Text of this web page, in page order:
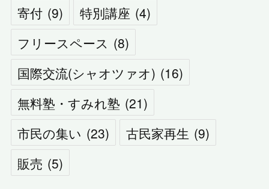
寄付 (9) 特別講座 (4)
フリースペース (8)
国際交流(シャオツァオ) (16)
無料塾・すみれ塾 (21)
市民の集い (23) 古民家再生 (9)
販売 (5)